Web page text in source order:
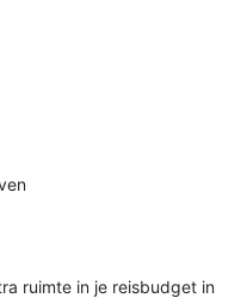
ruimte in je reisbudget in